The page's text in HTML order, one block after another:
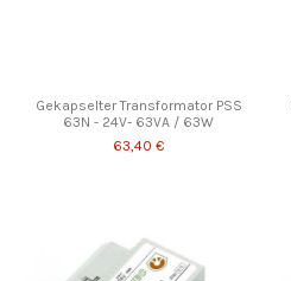
Gekapselter Transformator PSS
63N - 24V- 63VA / 63W
63,40 €